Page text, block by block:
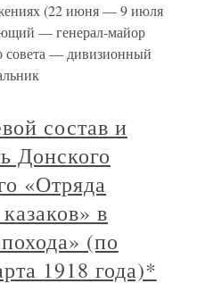
(22 июня — 9 июля
— генерал-майор
— дивизионный
состав и
Донского
«Отряда
в
(по
1918 года)*